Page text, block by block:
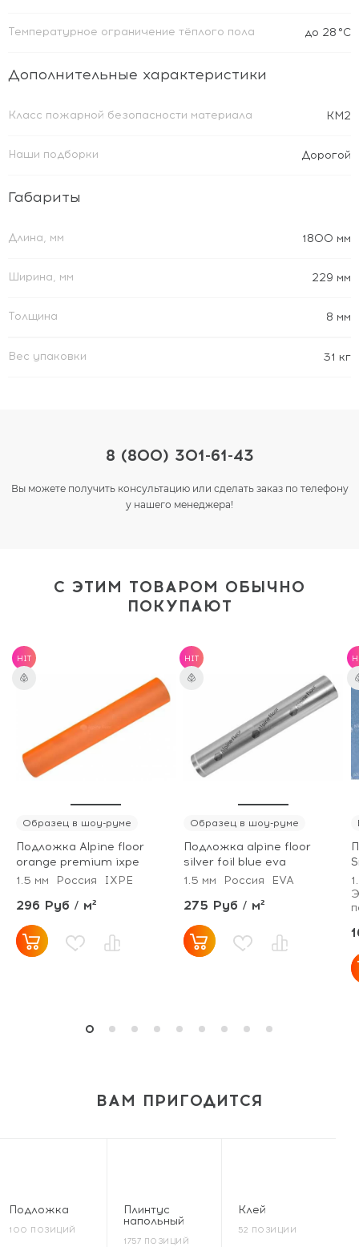
Температурное ограничение тёплого пола до 28 °C
Дополнительные характеристики
Класс пожарной безопасности материала КМ2
Наши подборки Дорогой
Габариты
Длина, мм 1800 мм
Ширина, мм 229 мм
Толщина 8 мм
Вес упаковки 31 кг
8 (800) 301-61-43
Вы можете получить консультацию или сделать заказ по телефону
у нашего менеджера!
С ЭТИМ ТОВАРОМ ОБЫЧНО
ПОКУПАЮТ
HIT
Образец в шоу-руме
Подложка Alpine floor
orange premium ixpe
1.5 мм
Россия IXPE
296 Руб / м²
HIT
Образец в шоу-руме
Подложка alpine floor
silver foil blue eva
1.5 мм
Россия EVA
275 Руб / м²
ВАМ ПРИГОДИТСЯ
Подложка
100 ПОЗИЦИЙ
Плинтус
напольный
1757 ПОЗИЦИЙ
Клей
52 ПОЗИЦИИ